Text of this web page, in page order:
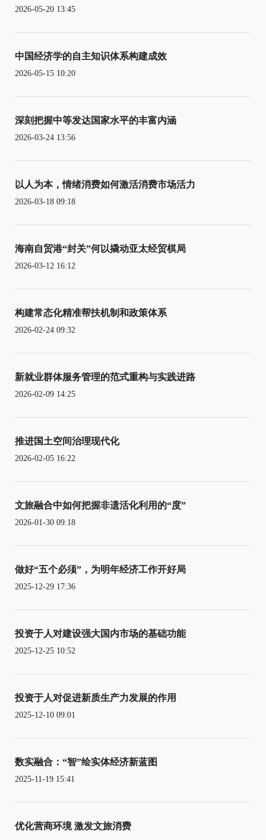
2026-05-20 13:45
中国经济学的自主知识体系构建成效
2026-05-15 10:20
深刻把握中等发达国家水平的丰富内涵
2026-03-24 13:56
以人为本，情绪消费如何激活消费市场活力
2026-03-18 09:18
海南自贸港“封关”何以撬动亚太经贸棋局
2026-03-12 16:12
构建常态化精准帮扶机制和政策体系
2026-02-24 09:32
新就业群体服务管理的范式重构与实践进路
2026-02-09 14:25
推进国土空间治理现代化
2026-02-05 16:22
文旅融合中如何把握非遗活化利用的“度”
2026-01-30 09:18
做好“五个必须”，为明年经济工作开好局
2025-12-29 17:36
投资于人对建设强大国内市场的基础功能
2025-12-25 10:52
投资于人对促进新质生产力发展的作用
2025-12-10 09:01
数实融合：“智”绘实体经济新蓝图
2025-11-19 15:41
优化营商环境 激发文旅消费